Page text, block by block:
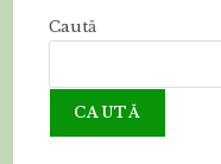
Caută
CAUTĂ